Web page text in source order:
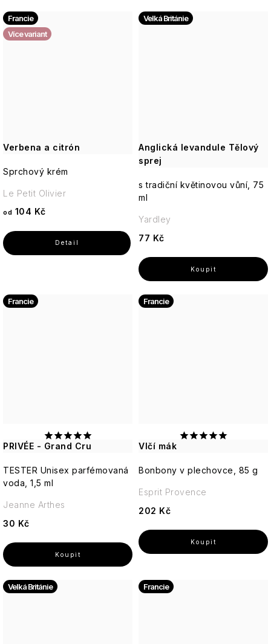
Verbena a citrón
Francie
Více variant
Sprchový krém
od 104 Kč
Le Petit Olivier
Anglická levandule Tělový
sprej
Velká Británie
s tradiční květinovou vůní, 75
ml
77 Kč
Yardley
PRIVÉE - Grand Cru
Francie
TESTER Unisex parfémovaná
voda, 1,5 ml
30 Kč
Jeanne Arthes
Vlčí mák
Francie
Bonbony v plechovce, 85 g
202 Kč
Esprit Provence
Velká Británie Francie